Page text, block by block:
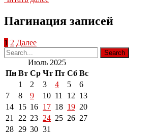
Пагинация записей
1 2 Далее
Июль 2025
Пн Вт Ср Чт Пт Сб Вс
1
2 3 4 5
6
7
8 9 10 11 12 13
14 15 16 17 18 19 20
21
22 23 24 25 26 27
28 29 30 31